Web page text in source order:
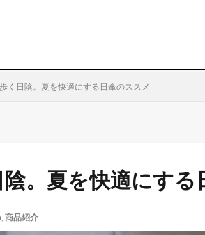
く日陰。夏を快適にする日傘のススメ
。夏を快適にする
, 商品紹介